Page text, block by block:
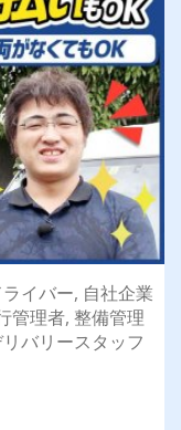
イバー, 自社企業
管理者, 整備管理
バリースタッフ